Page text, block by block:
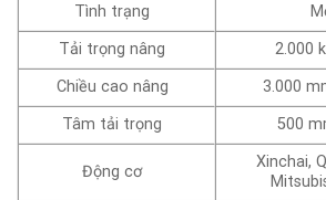
Tình trạng
Tải trọng nâng
2.000
Chiều cao nâng
3.000
Tâm tải trọng
500
Động cơ
Xinchai,